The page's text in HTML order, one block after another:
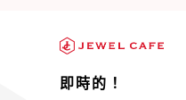
即時的！